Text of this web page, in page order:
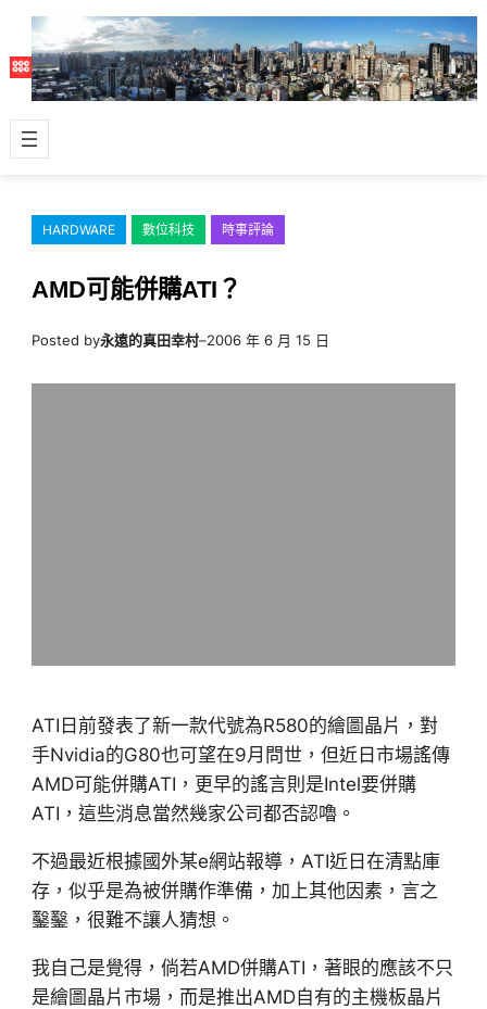
主
容
HARDWARE 數位科技 時事評論
AMD可能併購ATI？
Posted by永遠的真田幸村–2006 年 6 月 15 日
ATI日前發表了新一款代號為R580的繪圖晶片，對
手Nvidia的G80也可望在9月問世，但近日市場謠傳
AMD可能併購ATI，更早的謠言則是Intel要併購
ATI，這些消息當然幾家公司都否認嚕。
不過最近根據國外某e網站報導，ATI近日在清點庫
存，似乎是為被併購作準備，加上其他因素，言之
鑿鑿，很難不讓人猜想。
我自己是覺得，倘若AMD併購ATI，著眼的應該不只
是繪圖晶片市場，而是推出AMD自有的主機板晶片